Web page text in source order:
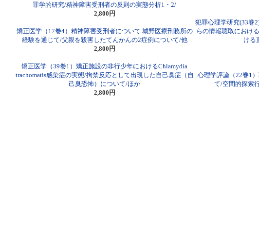
罪学的研究/精神障害受刑者の反則の実態分析1・2/
2,800円
矯正医学（17巻4）精神障害受刑者について 城野医療刑務所の
経験を通じて/父親を殺害したてんかんの2症例について/他
2,800円
犯罪心理学研究(33巻
らの情報聴取におけ
ける
矯正医学（39巻1）矯正施設の非行少年におけるChlamydia
trachomatis感染症の実態/拘禁反応として出現した自己臭症（自
己臭恐怖）について/ほか
2,800円
心理学評論（22巻1
て/空間的探索